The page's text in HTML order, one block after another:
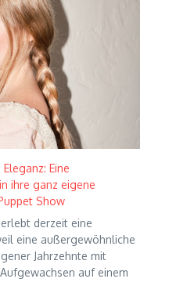
Eine
ihre ganz eigene
Show
derzeit eine
eine außergewöhnliche
Jahrzehnte mit
auf einem